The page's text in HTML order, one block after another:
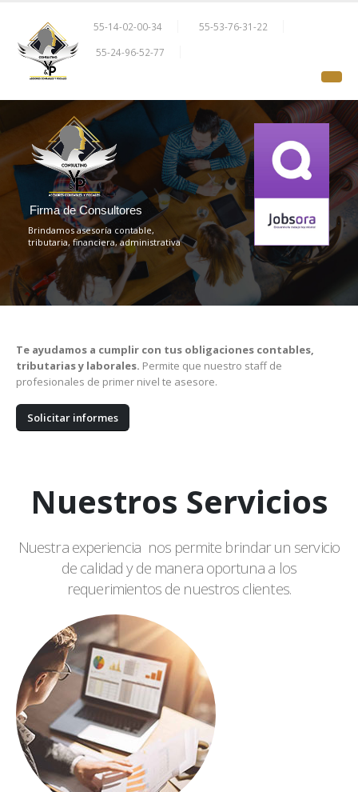
55-14-02-00-34
55-53-76-31-22
55-24-96-52-77
Firma de Consultores
Brindamos asesoría contable,
tributaria, financiera, administrativa
Te ayudamos a cumplir con tus obligaciones contables,
tributarias y laborales. Permite que nuestro staff de
profesionales de primer nivel te asesore.
Solicitar informes
Nuestros Servicios
Nuestra experiencia nos permite brindar un servicio
de calidad y de manera oportuna a los
requerimientos de nuestros clientes.